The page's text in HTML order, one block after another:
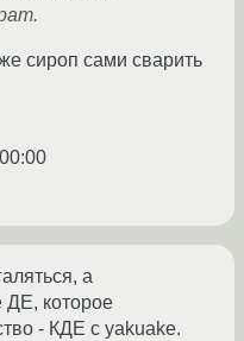
сироп сами сварить
а
ДЕ, которое
- КДЕ с yakuake.